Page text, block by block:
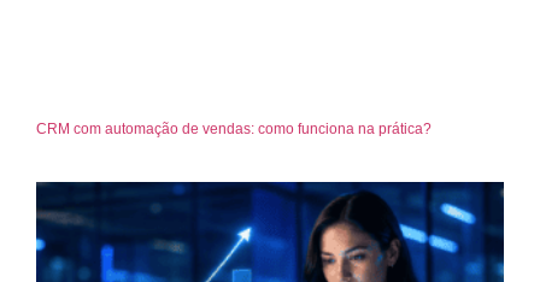
CRM com automação de vendas: como funciona na prática?